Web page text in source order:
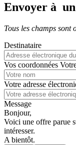
Envoyer à
Tous les champs sont
Destinataire
Vos coordonnées
Votre adresse
Message
Bonjour,
Voici une offre parue
intéresser.
A bientôt.